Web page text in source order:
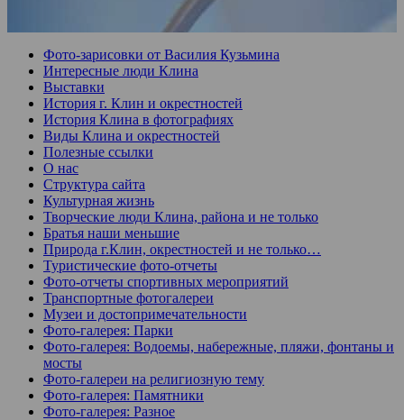
Фото-зарисовки от Василия Кузьмина
Интересные люди Клина
Выставки
История г. Клин и окрестностей
История Клина в фотографиях
Виды Клина и окрестностей
Полезные ссылки
О нас
Структура сайта
Культурная жизнь
Творческие люди Клина, района и не только
Братья наши меньшие
Природа г.Клин, окрестностей и не только…
Туристические фото-отчеты
Фото-отчеты спортивных мероприятий
Транспортные фотогалереи
Музеи и достопримечательности
Фото-галерея: Парки
Фото-галерея: Водоемы, набережные, пляжи, фонтаны и
мосты
Фото-галереи на религиозную тему
Фото-галерея: Памятники
Фото-галерея: Разное